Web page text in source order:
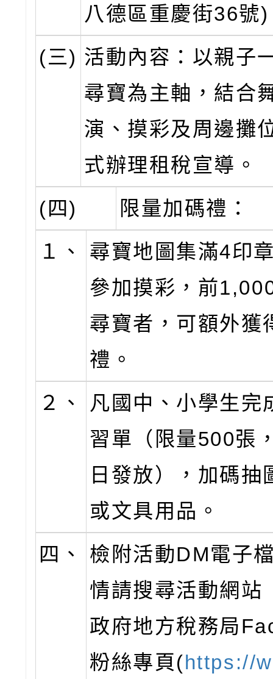
八德區重慶街36號)
(三) 活動內容：以親子
尋寶為主軸，結合
演、摸彩及周邊攤
式辦理租稅宣導。
(四)
限量加碼禮：
１、
尋寶地圖集滿4印
參加摸彩，前
尋寶者，可額外獲
禮。
２、
凡國中、小學生完
習單（限量500張
日發放），加碼抽
或文具用品。
四、
檢附活動DM電子
情請搜尋活動網站
政府地方稅務局
粉絲專頁(https://